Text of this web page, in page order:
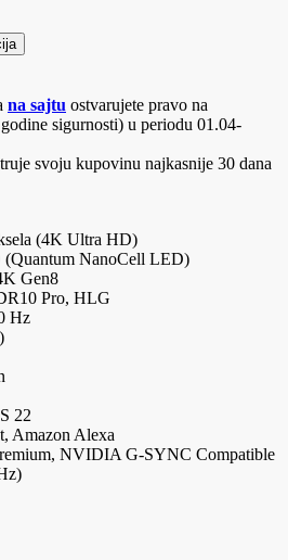
na sajtu ostvarujete pravo na
sigurnosti) u periodu 01.04-
svoju kupovinu najkasnije 30 dana
(4K Ultra HD)
(Quantum NanoCell LED)
Gen8
Pro, HLG
Hz
22
Amazon Alexa
NVIDIA G-SYNC Compatible